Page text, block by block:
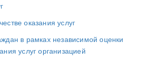
оказания услуг
в рамках независимой оценки
услуг организацией